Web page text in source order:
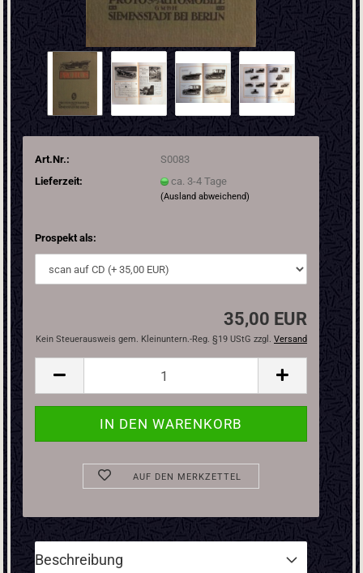
Art.Nr.:
S0083
Lieferzeit:
ca. 3-4 Tage
(Ausland abweichend)
Prospekt als:
35,00 EUR
Kein Steuerausweis gem. Kleinuntern.-Reg. §19 UStG zzgl. Versand
AUF DEN MERKZETTEL
Beschreibung